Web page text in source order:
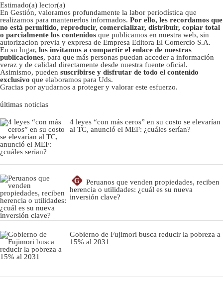
Estimado(a) lector(a)
En Gestión, valoramos profundamente la labor periodística que
realizamos para mantenerlos informados. Por ello, les recordamos que
no está permitido, reproducir, comercializar, distribuir, copiar total
o parcialmente los contenidos que publicamos en nuestra web, sin
autorizacion previa y expresa de Empresa Editora El Comercio S.A.
En su lugar, los invitamos a compartir el enlace de nuestras
publicaciones, para que más personas puedan acceder a información
veraz y de calidad directamente desde nuestra fuente oficial.
Asimismo, pueden suscribirse y disfrutar de todo el contenido
exclusivo que elaboramos para Uds.
Gracias por ayudarnos a proteger y valorar este esfuerzo.
últimas noticias
4 leyes “con más ceros” en su costo se elevarían
al TC, anunció el MEF: ¿cuáles serían?
G
Peruanos que venden propiedades, reciben
herencia o utilidades: ¿cuál es su nueva
inversión clave?
Gobierno de Fujimori busca reducir la pobreza a
15% al 2031